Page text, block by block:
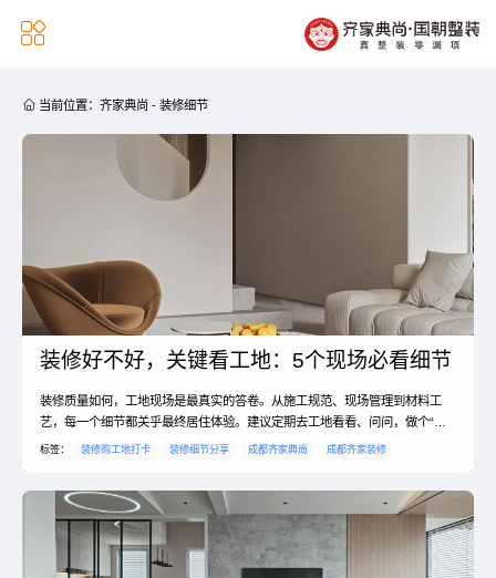

 当前位置： 齐家典尚 - 装修细节
装修好不好，关键看工地：5个现场必看细节
装修质量如何，工地现场是最真实的答卷。从施工规范、现场管理到材料工
艺，每一个细节都关乎最终居住体验。建议定期去工地看看、问问，做个“有
心人”，才能共同打造出理想中可靠又温馨的家。
标签： 装修购工地打卡 装修细节分享 成都齐家典尚 成都齐家装修